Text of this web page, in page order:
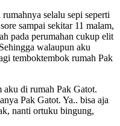
selalu sepi seperti
sampai sekitar 11 malam,
pada perumahan cukup elit
walaupun aku
temboktembok rumah Pak
aku di rumah Pak Gatot.
Pak Gatot. Ya.. bisa aja
nanti ortuku bingung,